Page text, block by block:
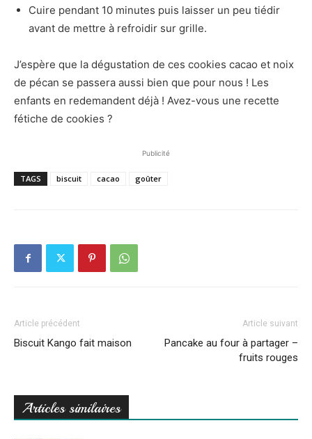
Cuire pendant 10 minutes puis laisser un peu tiédir
avant de mettre à refroidir sur grille.
J’espère que la dégustation de ces cookies cacao et noix
de pécan se passera aussi bien que pour nous ! Les
enfants en redemandent déjà ! Avez-vous une recette
fétiche de cookies ?
Publicité
TAGS biscuit cacao goûter
Article précédent
Biscuit Kango fait maison
Article suivant
Pancake au four à partager –
fruits rouges
Articles similaires